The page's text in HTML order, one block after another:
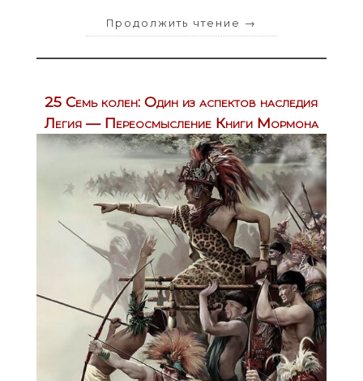
Продолжить чтение →
25 Семь колен: Один из аспектов наследия
Легия — Переосмысление Книги Мормона